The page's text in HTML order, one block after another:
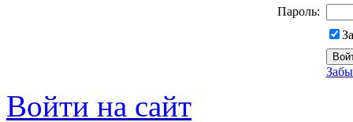
Пароль:
Войти на сайт